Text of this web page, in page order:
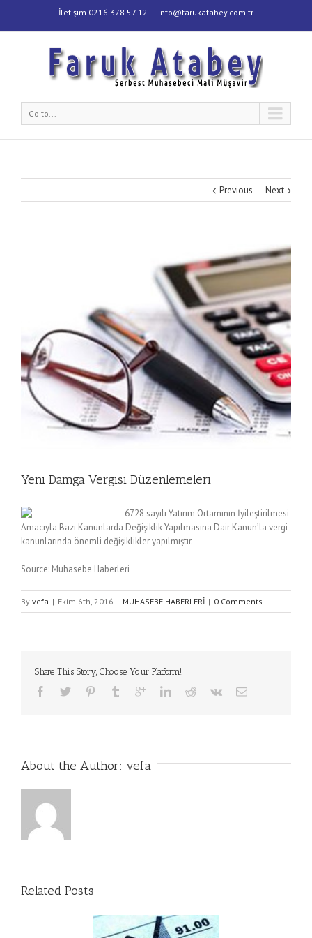
İletişim 0216 378 57 12 | info@farukatabey.com.tr
Go to...
Previous Next
Yeni Damga Vergisi Düzenlemeleri
6728 sayılı Yatırım Ortamının İyileştirilmesi
Amacıyla Bazı Kanunlarda Değişiklik Yapılmasına Dair Kanun’la vergi
kanunlarında önemli değişiklikler yapılmıştır.
Source: Muhasebe Haberleri
By vefa | Ekim 6th, 2016 | MUHASEBE HABERLERİ | 0 Comments
Share This Story, Choose Your Platform!
About the Author: vefa
Related Posts